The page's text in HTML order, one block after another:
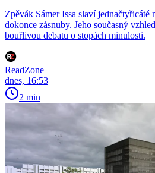
Zpěvák Sámer Issa slaví jednačtyřicáté
dokonce zásnuby. Jeho současný
bouřlivou debatu o stopách minulosti.
ReadZone
dnes, 16:53
2 min